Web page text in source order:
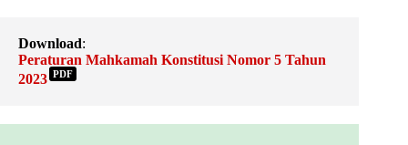
Download:
Peraturan Mahkamah Konstitusi Nomor 5 Tahun
2023 PDF